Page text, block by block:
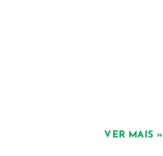
VER MAIS »